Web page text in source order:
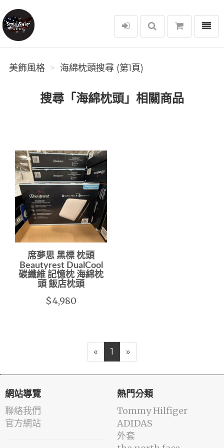
美飾風格
選單
美飾風格 海綿枕頭搜尋 (第1頁)
搜尋「海綿枕頭」相關商品
席夢思 黑標 枕頭
Beautyrest DualCool
碳纖維 記憶枕 海綿枕
頭 飯店枕頭
$4,980
« 1 »
網站導覽
聯絡我們
官方網站
熱門分類
Tommy Hilfiger
ADIDAS
外套